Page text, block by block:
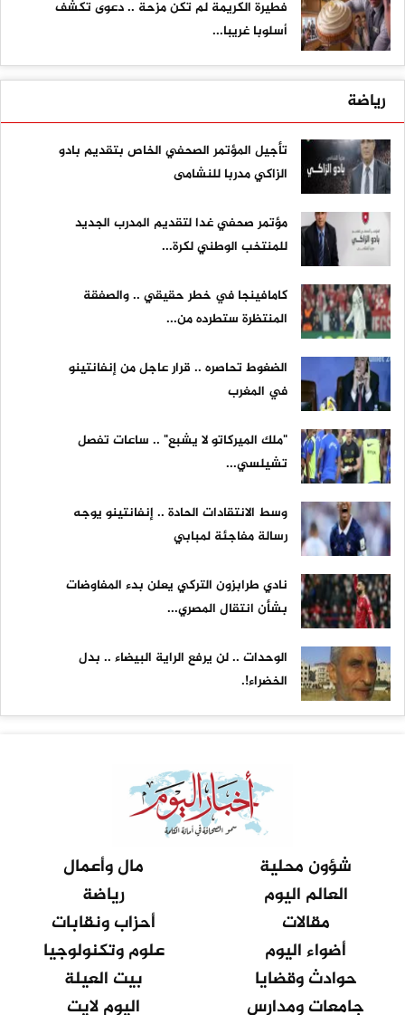
فطيرة الكريمة لم تكن مزحة .. دعوى تكشف
أسلوبا غريبا...
رياضة
تأجيل المؤتمر الصحفي الخاص بتقديم بادو
الزاكي مدربا للنشامى
مؤتمر صحفي غدا لتقديم المدرب الجديد
للمنتخب الوطني لكرة...
كامافينجا في خطر حقيقي .. والصفقة
المنتظرة ستطرده من...
الضغوط تحاصره .. قرار عاجل من إنفانتينو
في المغرب
"ملك الميركاتو لا يشبع" .. ساعات تفصل
تشيلسي...
وسط الانتقادات الحادة .. إنفانتينو يوجه
رسالة مفاجئة لمبابي
نادي طرابزون التركي يعلن بدء المفاوضات
بشأن انتقال المصري...
الوحدات .. لن يرفع الراية البيضاء .. بدل
الخضراء!.
شؤون محلية
مال وأعمال
العالم اليوم
رياضة
مقالات
أحزاب ونقابات
أضواء اليوم
علوم وتكنولوجيا
حوادث وقضايا
بيت العيلة
جامعات ومدارس
اليوم لايت